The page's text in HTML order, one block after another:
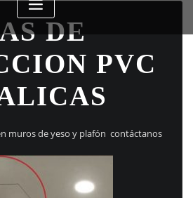
DE
PVC
muros de yeso y plafón contáctanos